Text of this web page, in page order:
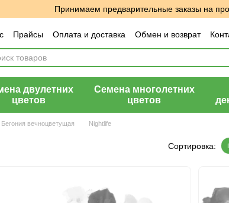
Принимаем предварительные заказы на
Прайсы Оплата и доставка Обмен и возврат
соглашение
Отзывы о магазине
двулетних
цветов
Семена многолетних
цветов
Бегония вечноцветущая Nightlife
Сортировка: